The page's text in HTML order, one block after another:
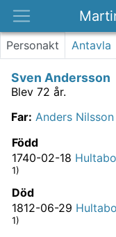
Platser
Om
Kontakt
Personakt Antavla
Sven Andersson
Blev 72 år.
Far: Anders
Född
1740-02-18
1)
Död
1812-06-29
1)